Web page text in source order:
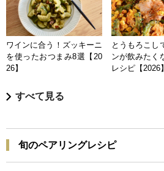
ワインに合う！ズッキーニ
を使ったおつまみ8選【20
26】
とうもろこ
ンが飲みたく
レシピ【2026】
すべて見る
旬のペアリングレシピ